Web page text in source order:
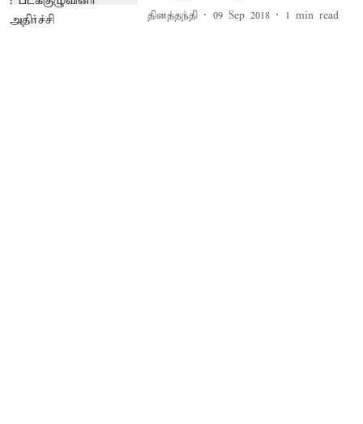
தினத்தந்தி 09 Sep 2018 1 min read